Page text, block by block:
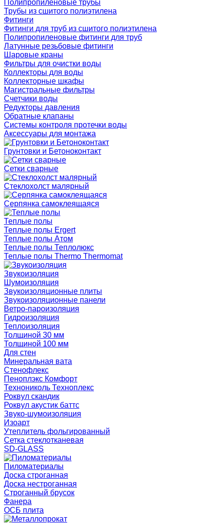
Полипропиленовые трубы
Трубы из сшитого полиэтилена
Фитинги
Фитинги для труб из сшитого полиэтилена
Полипропиленовые фитинги для труб
Латунные резьбовые фитинги
Шаровые краны
Фильтры для очистки воды
Коллекторы для воды
Коллекторные шкафы
Магистральные фильтры
Счетчики воды
Редукторы давления
Обратные клапаны
Системы контроля протечки воды
Аксессуары для монтажа
Грунтовки и Бетоноконтакт
Сетки сварные
Cтеклохолст малярный
Серпянка самоклеящаяся
Теплые полы
Теплые полы Ergert
Теплые полы Атом
Теплые полы Теплолюкс
Теплые полы Thermo Thermomat
Звукоизоляция
Шумоизоляция
Звукоизоляционные плиты
Звукоизоляционные панели
Ветро-пароизоляция
Гидроизоляция
Теплоизоляция
Толщиной 30 мм
Толщиной 100 мм
Для стен
Минеральная вата
Стенофлекс
Пеноплэкс Комфорт
Технониколь Техноплекс
Роквул скандик
Роквул акустик баттс
Звуко-шумоизоляция
Изоарт
Утеплитель фольгированный
Сетка стеклотканевая
SD-GLASS
Пиломатериалы
Доска строганная
Доска нестроганная
Строганный брусок
Фанера
ОСБ плита